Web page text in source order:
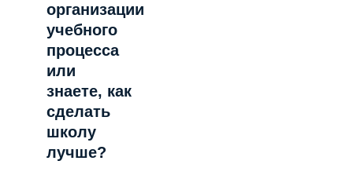
организации
учебного
процесса
или
знаете, как
сделать
школу
лучше?